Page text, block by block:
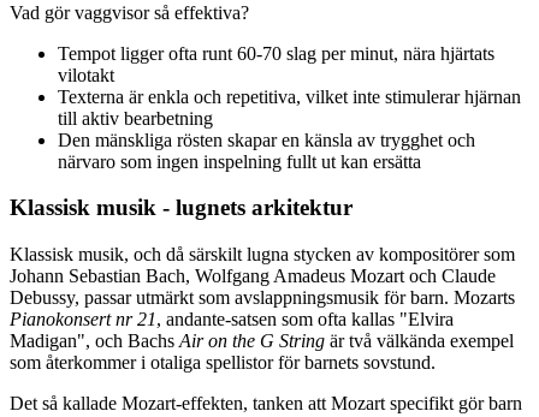
Vad gör vaggvisor så effektiva?
Tempot ligger ofta runt 60-70 slag per minut, nära hjärtats
vilotakt
Texterna är enkla och repetitiva, vilket inte stimulerar hjärnan
till aktiv bearbetning
Den mänskliga rösten skapar en känsla av trygghet och
närvaro som ingen inspelning fullt ut kan ersätta
Klassisk musik - lugnets arkitektur
Klassisk musik, och då särskilt lugna stycken av kompositörer som
Johann Sebastian Bach, Wolfgang Amadeus Mozart och Claude
Debussy, passar utmärkt som avslappningsmusik för barn. Mozarts
Pianokonsert nr 21, andante-satsen som ofta kallas "Elvira
Madigan", och Bachs Air on the G String är två välkända exempel
som återkommer i otaliga spellistor för barnets sovstund.
Det så kallade Mozart-effekten, tanken att Mozart specifikt gör barn